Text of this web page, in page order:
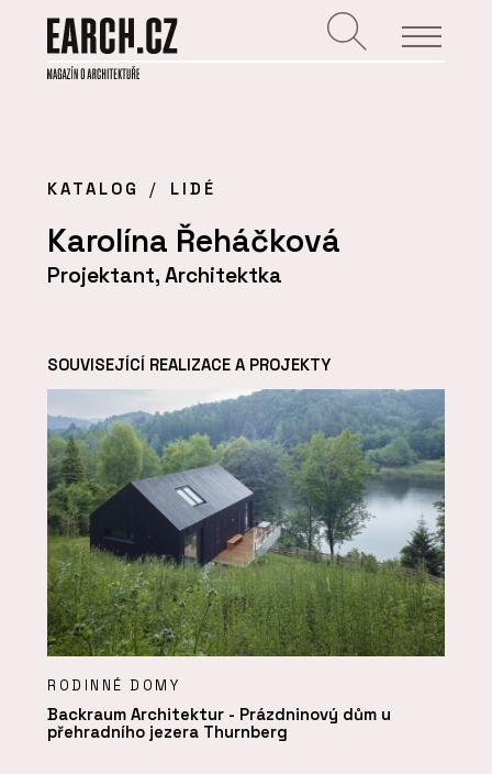
KATALOG LIDÉ
Karolína Řeháčková
Projektant, Architektka
SOUVISEJÍCÍ REALIZACE A PROJEKTY
RODINNÉ DOMY
Backraum Architektur - Prázdninový dům u
přehradního jezera Thurnberg